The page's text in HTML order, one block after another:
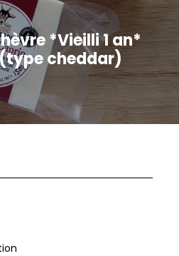
*Vieilli 1 an*
cheddar)